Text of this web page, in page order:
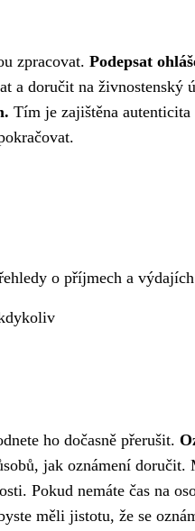
zpracovat. Podepsat
a doručit na živnostenský
Tím je zajištěna
o příjmech a výdajích
ho dočasně přerušit.
jak oznámení doručit.
Pokud nemáte čas na
měli jistotu, že se